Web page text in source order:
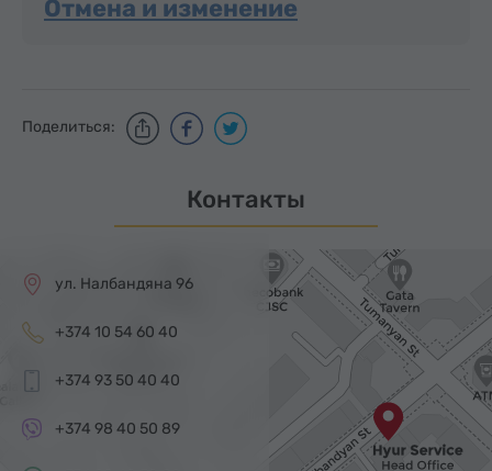
Отмена и изменение
Поделиться:
Контакты
ул. Налбандяна 96
+374 10 54 60 40
+374 93 50 40 40
+374 98 40 50 89